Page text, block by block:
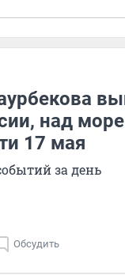
над
17 мая
за день
Обсудить